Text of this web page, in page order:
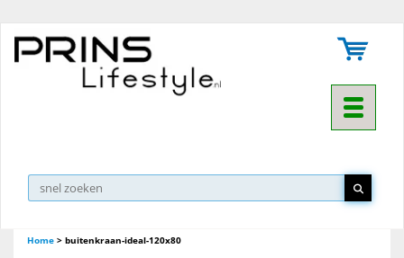
Toggle
Home > buitenkraan-ideal-120x80